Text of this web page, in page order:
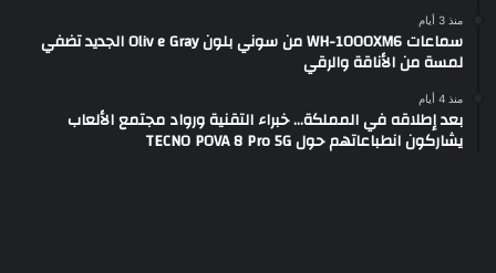
منذ 3 أيام
سماعات WH-1000XM6 من سوني بلون Oliv e Gray الجديد تضفي
لمسة من الأناقة والرقي
منذ 4 أيام
بعد إطلاقه في المملكة… خبراء التقنية ورواد مجتمع الألعاب
يشاركون انطباعاتهم حول TECNO POVA 8 Pro 5G